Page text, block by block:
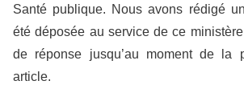
Santé publique. Nous avons rédigé
été déposée au service de ce
de réponse jusqu’au moment de la
article.